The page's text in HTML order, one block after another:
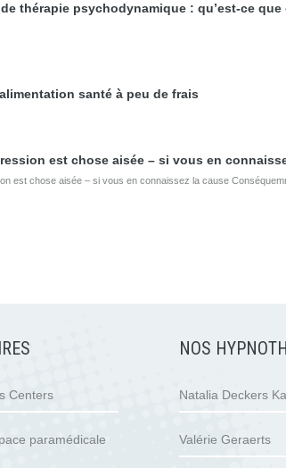
thérapie psychodynamique : qu’est-ce
santé à peu de frais
est chose aisée – si vous en
est chose aisée – si vous en connaissez la cause
Centers
paramédicale
NOS
Natalia Deckers
Valérie Geraerts